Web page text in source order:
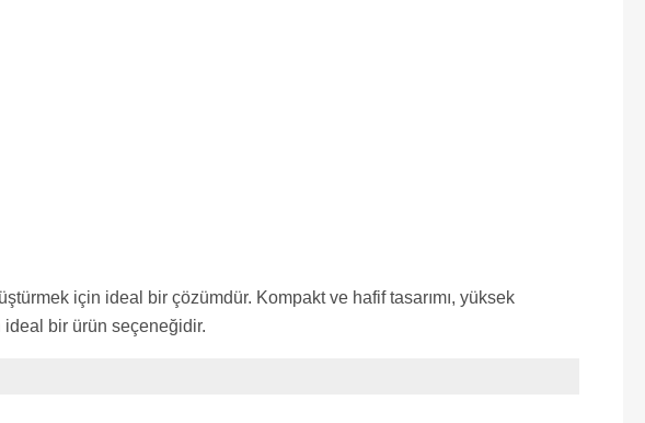
için ideal bir çözümdür. Kompakt ve hafif tasarımı, yüksek
ideal bir ürün seçeneğidir.